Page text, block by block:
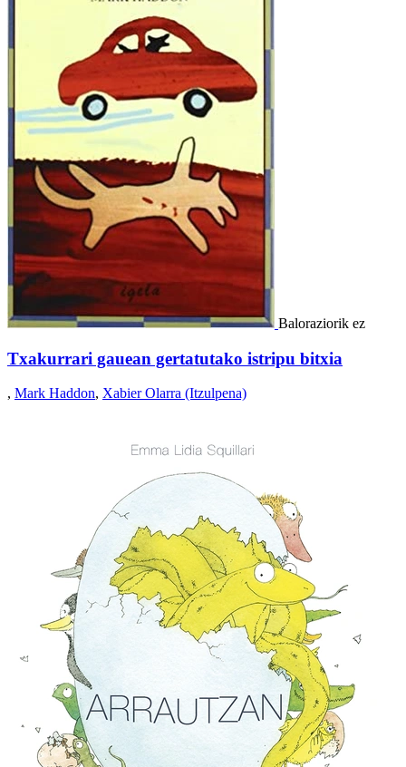
Baloraziorik ez
Txakurrari gauean gertatutako istripu bitxia
, Mark Haddon, Xabier Olarra (Itzulpena)